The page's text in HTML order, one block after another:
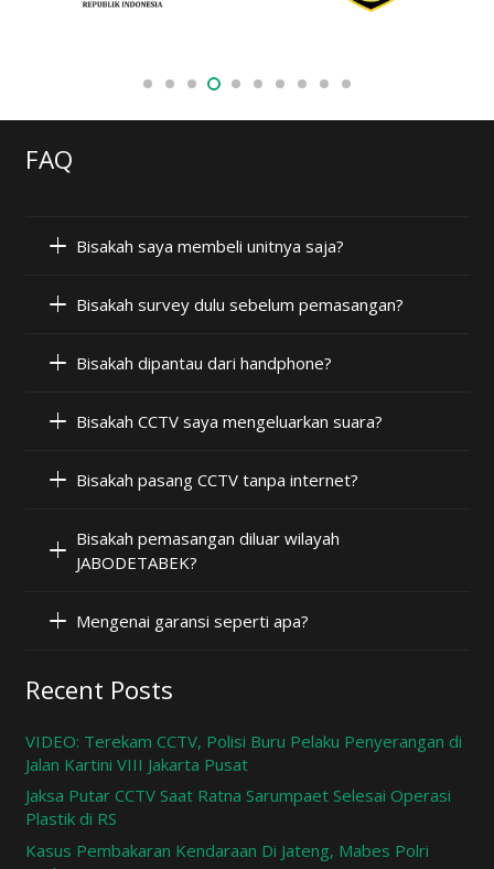
FAQ
Bisakah saya membeli unitnya saja?
Bisakah survey dulu sebelum pemasangan?
Bisakah dipantau dari handphone?
Bisakah CCTV saya mengeluarkan suara?
Bisakah pasang CCTV tanpa internet?
Bisakah pemasangan diluar wilayah
JABODETABEK?
Mengenai garansi seperti apa?
Recent Posts
VIDEO: Terekam CCTV, Polisi Buru Pelaku Penyerangan di
Jalan Kartini VIII Jakarta Pusat
Jaksa Putar CCTV Saat Ratna Sarumpaet Selesai Operasi
Plastik di RS
Kasus Pembakaran Kendaraan Di Jateng, Mabes Polri